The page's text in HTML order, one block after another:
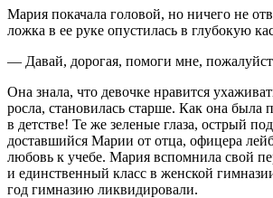
Мария покачала головой, но ничего не
ложка в ее руке опустилась в глубокую
— Давай, дорогая, помоги мне,
Она знала, что девочке нравится
росла, становилась старше. Как она была
в детстве! Те же зеленые глаза, острый
доставшийся Марии от отца, офицера
любовь к учебе. Мария вспомнила свой
и единственный класс в женской
год гимназию ликвидировали.